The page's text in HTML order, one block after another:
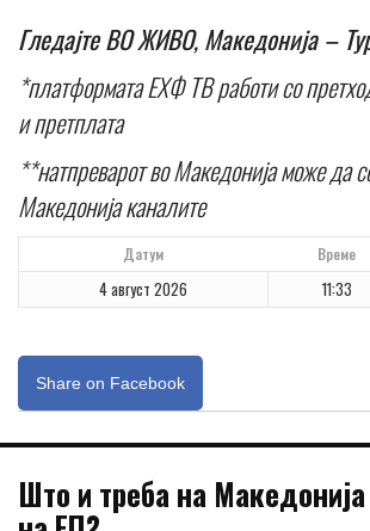
Гледајте ВО ЖИВО, Македонија –
*платформата ЕХФ ТВ работи со
и претплата
**натпреварот во Македонија може да
Македонија каналите
Датум Време
4 август 2026 11:33
Share on Facebook
Што и треба на